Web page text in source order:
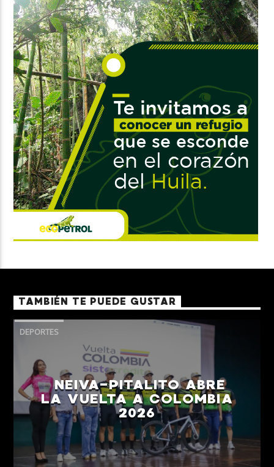
TAMBIÉN TE PUEDE GUSTAR
DEPORTES
NEIVA-PITALITO ABRE
LA VUELTA A COLOMBIA
2026